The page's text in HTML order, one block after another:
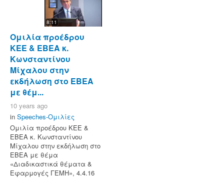
8:11
Ομιλία προέδρου
ΚΕΕ & ΕΒΕΑ κ.
Κωνσταντίνου
Μίχαλου στην
εκδήλωση στο ΕΒΕΑ
με θέμ...
10 years ago
in Speeches-Ομιλίες
Ομιλία προέδρου ΚΕΕ &
ΕΒΕΑ κ. Κωνσταντίνου
Μίχαλου στην εκδήλωση στο
ΕΒΕΑ με θέμα
«Διαδικαστικά θέματα &
Εφαρμογές ΓΕΜΗ», 4.4.16